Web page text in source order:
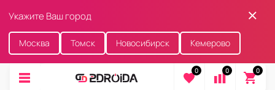
Укажите Ваш город
Москва Томск Новосибирск Кемерово
0 0 0